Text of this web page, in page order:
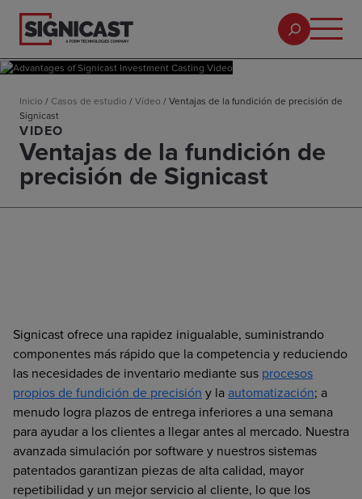
Inicio / Casos de estudio /Vídeo /Ventajas de la fundición de precisión de
Signicast
VIDEO
Ventajas de la fundición de
precisión de Signicast
Signicast ofrece una rapidez inigualable, suministrando
componentes más rápido que la competencia y reduciendo
las necesidades de inventario mediante sus procesos
propios de fundición de precisión y la automatización; a
menudo logra plazos de entrega inferiores a una semana
para ayudar a los clientes a llegar antes al mercado. Nuestra
avanzada simulación por software y nuestros sistemas
patentados garantizan piezas de alta calidad, mayor
repetibilidad y un mejor servicio al cliente, lo que los